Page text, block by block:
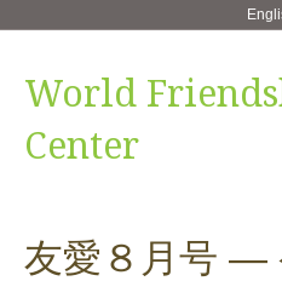
World
Center
友愛８月号 —